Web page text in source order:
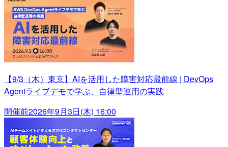
【9/3（木）東京】AIを活用した障害対応最前線 | DevOps
Agentライブデモで学ぶ、自律型運用の実践
開催前2026年9月3日(木) 16:00